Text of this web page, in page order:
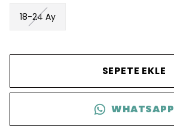
18-24 Ay
SEPETE EKLE
WHATSAPP